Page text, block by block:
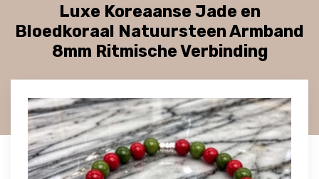
Luxe Koreaanse Jade en
Bloedkoraal Natuursteen Armband
8mm Ritmische Verbinding